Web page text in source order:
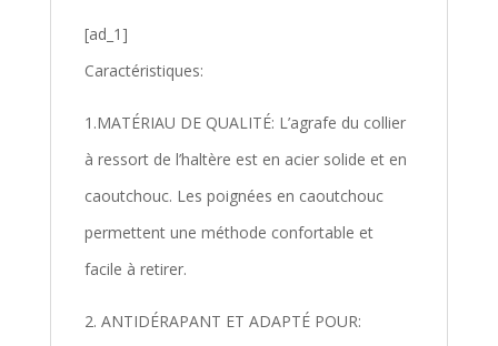
[ad_1]
Caractéristiques:
1.MATÉRIAU DE QUALITÉ: L’agrafe du collier
à ressort de l’haltère est en acier solide et en
caoutchouc. Les poignées en caoutchouc
permettent une méthode confortable et
facile à retirer.
2. ANTIDÉRAPANT ET ADAPTÉ POUR: